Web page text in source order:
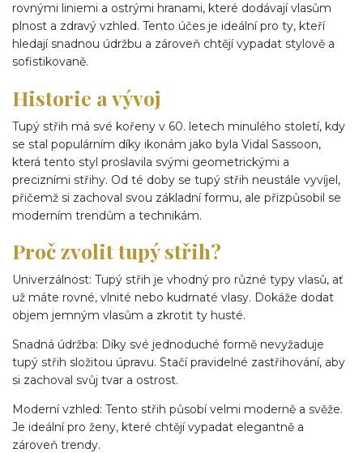
rovnými liniemi a ostrými hranami, které dodávají vlasům
plnost a zdravý vzhled. Tento účes je ideální pro ty, kteří
hledají snadnou údržbu a zároveň chtějí vypadat stylově a
sofistikovaně.
Historie a vývoj
Tupý střih má své kořeny v 60. letech minulého století, kdy
se stal populárním díky ikonám jako byla Vidal Sassoon,
která tento styl proslavila svými geometrickými a
precizními střihy. Od té doby se tupý střih neustále vyvíjel,
přičemž si zachoval svou základní formu, ale přizpůsobil se
moderním trendům a technikám.
Proč zvolit tupý střih?
Univerzálnost: Tupý střih je vhodný pro různé typy vlasů, ať
už máte rovné, vlnité nebo kudrnaté vlasy. Dokáže dodat
objem jemným vlasům a zkrotit ty husté.
Snadná údržba: Díky své jednoduché formě nevyžaduje
tupý střih složitou úpravu. Stačí pravidelné zastřihování, aby
si zachoval svůj tvar a ostrost.
Moderní vzhled: Tento střih působí velmi moderně a svěže.
Je ideální pro ženy, které chtějí vypadat elegantně a
zároveň trendy.